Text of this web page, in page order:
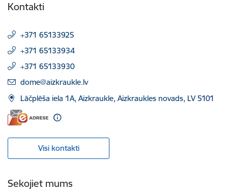
Kontakti
+371 65133925
+371 65133934
+371 65133930
E-pasts:
dome@aizkraukle.lv
Lāčplēša iela 1A, Aizkraukle, Aizkraukles novads, LV 5101
Visi kontakti
Sekojiet mums